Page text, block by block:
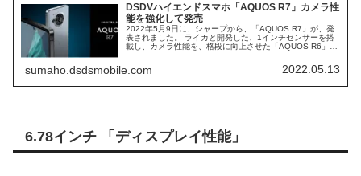
DSDVハイエンドスマホ「AQUOS R7」カメラ性
能を強化して発売
2022年5月9日に、シャープから、「AQUOS R7」が、発
表されました。 ライカと開発した、1インチセンサーを搭
載し、カメラ性能を、格段に向上させた「AQUOS R6」の
せ、「AQUOS R7」として、ドコモ、ソフトバンクから、
発売予定となっています。
sumaho.dsdsmobile.com 2022.05.13
6.78インチ 「ディスプレイ性能」